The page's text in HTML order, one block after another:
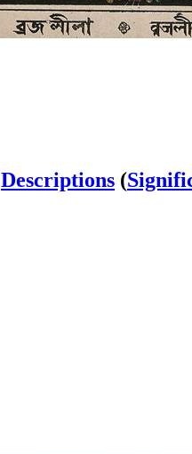
Descriptions (